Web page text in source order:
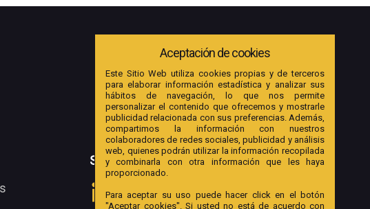
SOCIAL
Aceptación de cookies
Este Sitio Web utiliza cookies propias y de terceros
para elaborar información estadística y analizar sus
hábitos de navegación, lo que nos permite
personalizar el contenido que ofrecemos y mostrarle
publicidad relacionada con sus preferencias. Además,
compartimos la información con nuestros
colaboradores de redes sociales, publicidad y análisis
web, quienes podrán utilizar la información recopilada
y combinarla con otra información que les haya
proporcionado.
Para aceptar su uso puede hacer click en el botón
"Aceptar cookies". Si usted no está de acuerdo con